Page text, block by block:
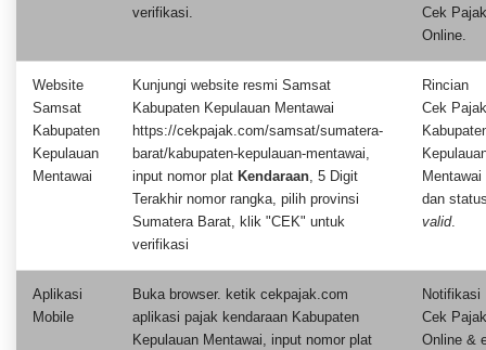
verifikasi.
Cek Pajak
Online.
Website
Samsat
Kabupaten
Kepulauan
Mentawai
Kunjungi website resmi Samsat
Kabupaten Kepulauan Mentawai
https://cekpajak.com/samsat/sumatera-
barat/kabupaten-kepulauan-mentawai,
input nomor plat Kendaraan, 5 Digit
Terakhir nomor rangka, pilih provinsi
Sumatera Barat, klik "CEK" untuk
verifikasi
Rincian
Cek Pajak
Mentawai
dan
valid.
Aplikasi
Mobile
Buka browser. ketik cekpajak.com
aplikasi pajak kendaraan Kabupaten
Kepulauan Mentawai, input nomor plat
Notifikasi
Cek Pajak
Online &